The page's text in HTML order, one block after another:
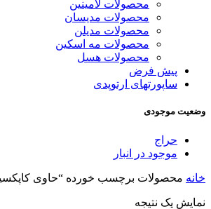
محصولات لامینین
محصولات مدیسان
محصولات مدیلن
محصولات مه اسکین
محصولات هسل
پیش فرض
ساپورتهای ارتوپدی
وضعیت موجودی
حراج
موجود در انبار
خانه محصولات برچسب خورده “حاوی
نمایش یک نتیجه